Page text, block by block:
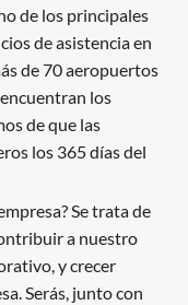
de los principales
de asistencia en
de 70 aeropuertos
los
de que las
los 365 días del
Se trata de
a nuestro
y crecer
Serás, junto con